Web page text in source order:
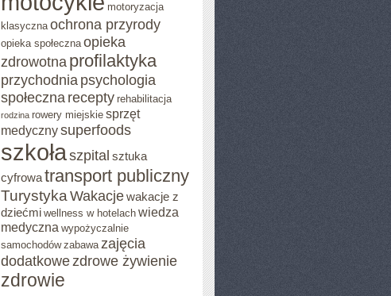
motoryzacja
klasyczna ochrona przyrody
opieka społeczna opieka
zdrowotna profilaktyka
przychodnia psychologia
społeczna recepty rehabilitacja
rodzina rowery miejskie sprzęt
medycznysuperfoods
szkołaszpital sztuka
cyfrowatransport publiczny
TurystykaWakacjewakacje z
dziećmi wellness w hotelach wiedza
medyczna wypożyczalnie
samochodów zabawa zajęcia
dodatkowezdrowe żywienie
zdrowie